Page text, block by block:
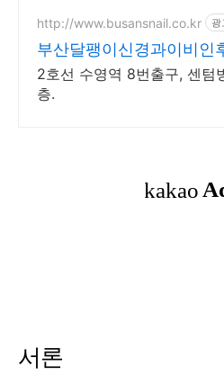
http://www.busansnail.co.kr 광
부산달팽이신경과이비인
2호선 수영역 8번출구, 센텀
층.
서론